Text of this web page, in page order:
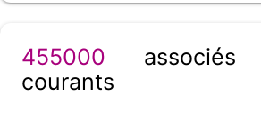
455000 associés
courants